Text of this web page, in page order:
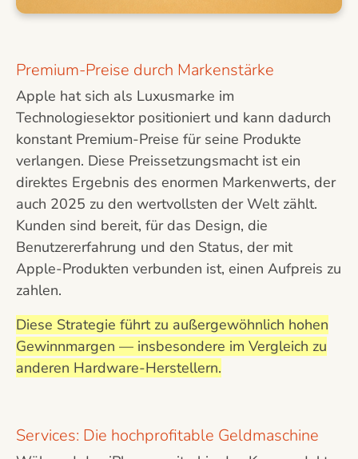
Premium-Preise durch Markenstärke
Apple hat sich als Luxusmarke im
Technologiesektor positioniert und kann dadurch
konstant Premium-Preise für seine Produkte
verlangen. Diese Preissetzungsmacht ist ein
direktes Ergebnis des enormen Markenwerts, der
auch 2025 zu den wertvollsten der Welt zählt.
Kunden sind bereit, für das Design, die
Benutzererfahrung und den Status, der mit
Apple-Produkten verbunden ist, einen Aufpreis zu
zahlen.
Diese Strategie führt zu außergewöhnlich hohen
Gewinnmargen — insbesondere im Vergleich zu
anderen Hardware-Herstellern.
Services: Die hochprofitable Geldmaschine